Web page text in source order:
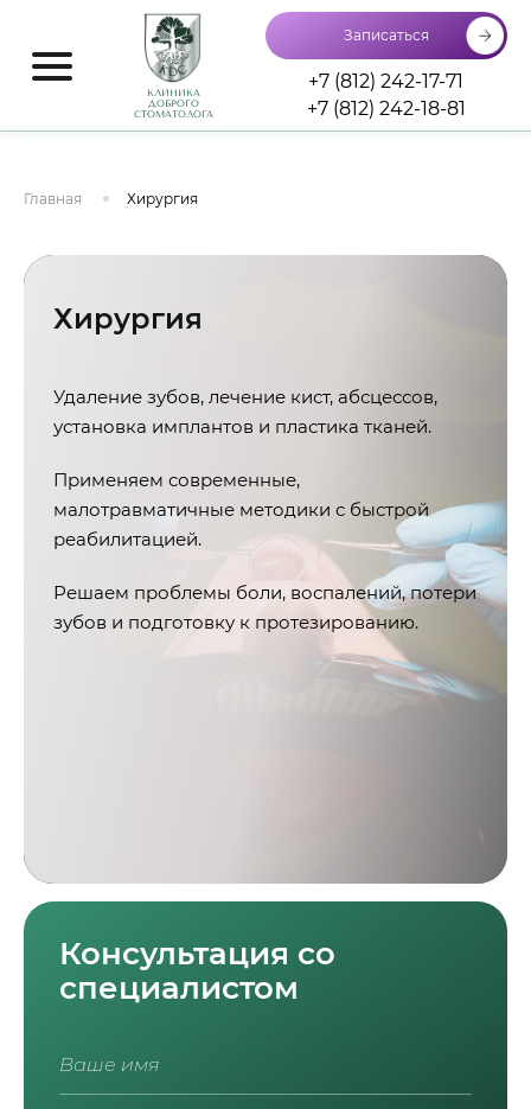
КЛИНИКА
ДОБРОГО
СТОМАТОЛОГА
Записаться
+7 (812) 242-17-71
+7 (812) 242-18-81
Главная Хирургия
Хирургия
Удаление зубов, лечение кист, абсцессов,
установка имплантов и пластика тканей.
Применяем современные,
малотравматичные методики с быстрой
реабилитацией.
Решаем проблемы боли, воспалений, потери
зубов и подготовку к протезированию.
Консультация со
специалистом